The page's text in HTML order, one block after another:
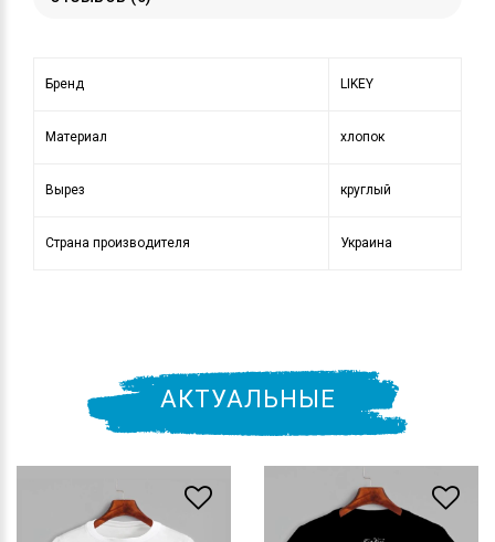
Бренд LIKEY
Материал хлопок
Вырез круглый
Страна производителя Украина
АКТУАЛЬНЫЕ